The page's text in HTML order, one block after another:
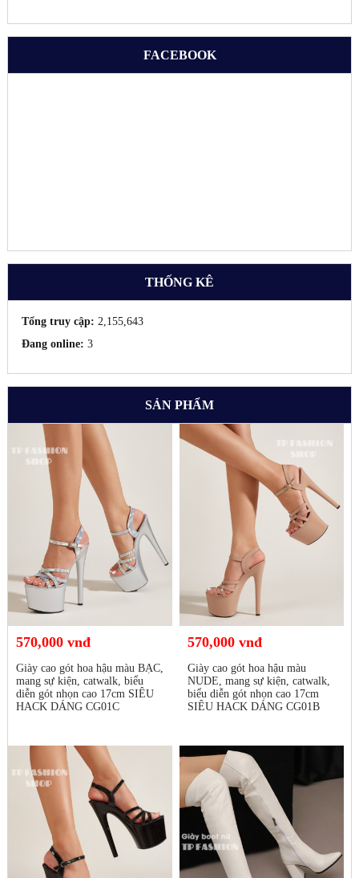
FACEBOOK
THỐNG KÊ
Tổng truy cập: 2,155,643
Đang online: 3
SẢN PHẨM
570,000 vnđ
Giày cao gót hoa hậu màu BẠC,
mang sự kiện, catwalk, biểu
diễn gót nhọn cao 17cm SIÊU
HACK DÁNG CG01C
570,000 vnđ
Giày cao gót hoa hậu màu
NUDE, mang sự kiện, catwalk,
biểu diễn gót nhọn cao 17cm
SIÊU HACK DÁNG CG01B